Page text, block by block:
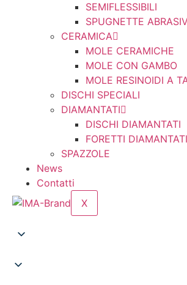
SEMIFLESSIBILI
SPUGNETTE
CERAMICA
MOLE CERAMICHE
MOLE CON GAMBO
MOLE RESINOIDI A
DISCHI SPECIALI
DIAMANTATI
DISCHI DIAMANTATI
FORETTI DIAMANTATI
SPAZZOLE
News
Contatti
X